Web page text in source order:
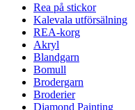
Rea på stickor
Kalevala utförsälning
REA-korg
Akryl
Blandgarn
Bomull
Brodergarn
Broderier
Diamond Painting